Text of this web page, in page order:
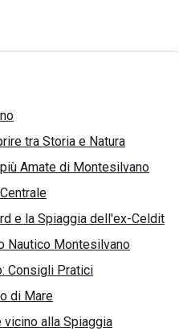
tra Storia e Natura
Amate di Montesilvano
e la Spiaggia dell'ex-Celdit
Nautico Montesilvano
Consigli Pratici
di Mare
vicino alla Spiaggia